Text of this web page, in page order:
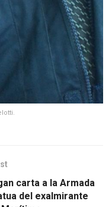
carta a la Armada
del exalmirante